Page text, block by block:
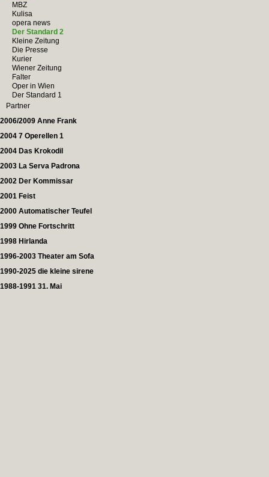
MBZ
Kulisa
opera news
Der Standard 2
Kleine Zeitung
Die Presse
Kurier
Wiener Zeitung
Falter
Oper in Wien
Der Standard 1
Partner
2006/2009 Anne Frank
2004 7 Operellen 1
2004 Das Krokodil
2003 La Serva Padrona
2002 Der Kommissar
2001 Feist
2000 Automatischer Teufel
1999 Ohne Fortschritt
1998 Hirlanda
1996-2003 Theater am Sofa
1990-2025 die kleine sirene
1988-1991 31. Mai